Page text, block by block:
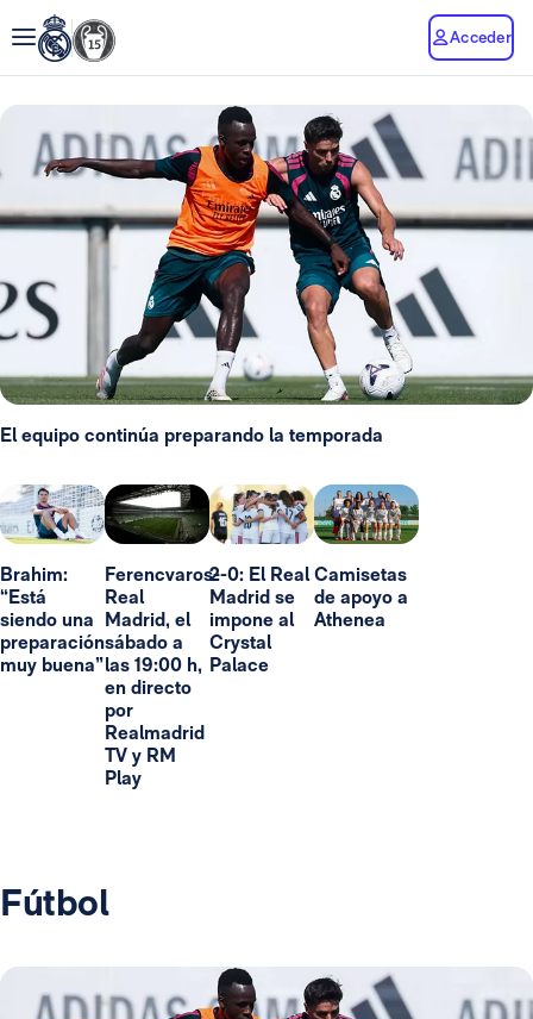
Acceder
El equipo continúa preparando la temporada
Brahim:
“Está
siendo una
preparación
muy buena”
Ferencvaros-
Real
Madrid, el
sábado a
las 19:00 h,
en directo
por
Realmadrid
TV y RM
Play
2-0: El Real
Madrid se
impone al
Crystal
Palace
Camisetas
de apoyo a
Athenea
Fútbol